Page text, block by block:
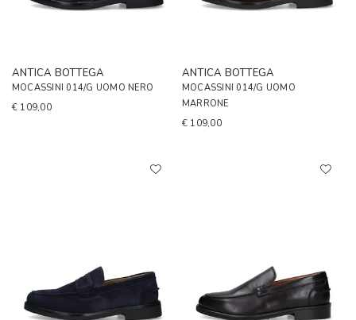
ANTICA BOTTEGA
MOCASSINI 014/G UOMO NERO
€ 109,00
ANTICA BOTTEGA
MOCASSINI 014/G UOMO
MARRONE
€ 109,00